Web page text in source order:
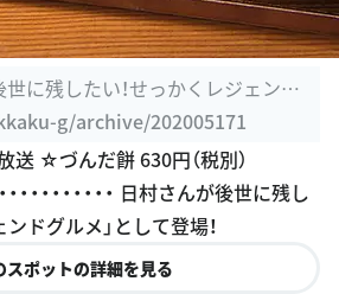
に残したい！せっかくレジェンド
g/archive/202005171
送 ☆づんだ餅 630円（税別）
・・・・・・・・・・・・・ 日村さんが後世に残し
ドグルメ」として登場！
スポットの詳細を見る